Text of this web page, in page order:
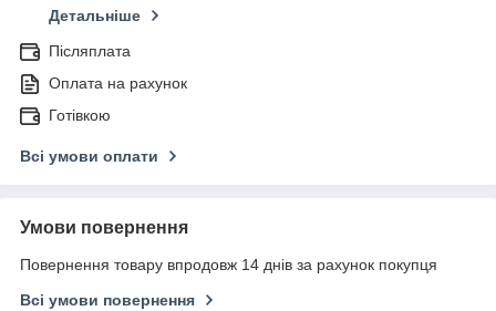
Детальніше
Післяплата
Оплата на рахунок
Готівкою
Всі умови оплати
Умови повернення
Повернення товару впродовж 14 днів за рахунок покупця
Всі умови повернення